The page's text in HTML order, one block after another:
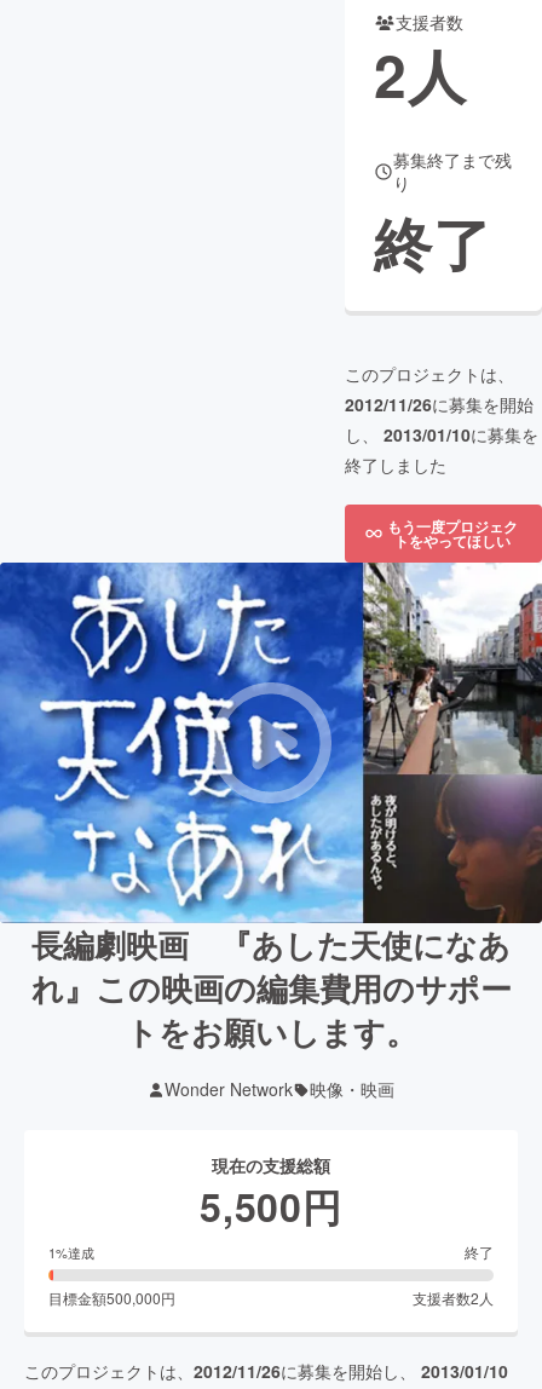
コミュニティ
支援者数
2人
募集終了まで残
り
終了
このプロジェクトは、
2012/11/26に募集を開始
し、 2013/01/10に募集を
終了しました
もう一度プロジェク
トをやってほしい
長編劇映画 『あした天使になあ
れ』この映画の編集費用のサポー
トをお願いします。
Wonder Network 映像・映画
現在の支援総額
5,500円
1%達成 終了
目標金額500,000円 支援者数2 人
このプロジェクトは、 2012/11/26に募集を開始し、 2013/01/10